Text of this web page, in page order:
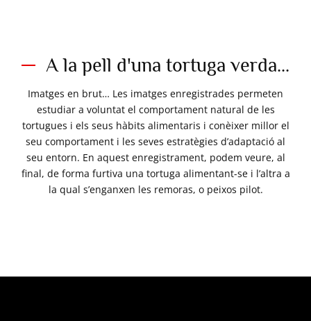
A la pell d'una tortuga verda...
Imatges en brut… Les imatges enregistrades permeten
estudiar a voluntat el comportament natural de les
tortugues i els seus hàbits alimentaris i conèixer millor el
seu comportament i les seves estratègies d’adaptació al
seu entorn. En aquest enregistrament, podem veure, al
final, de forma furtiva una tortuga alimentant-se i l’altra a
la qual s’enganxen les remoras, o peixos pilot.